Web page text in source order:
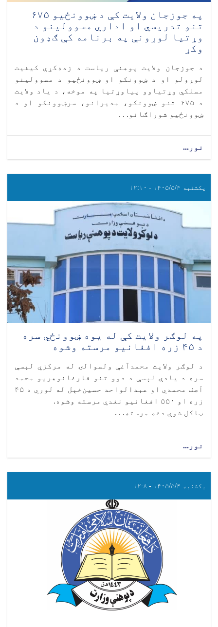
په جوزجان ولایت کې د ښوونځیو ۶۷۵
تنو تدریسي او اداري مسوولینو د
وړتیا لوړونې په برنامه کې ګډون
وکړ
د جوزجان ولایت پوهنې ریاست د زده‌کړې کیفیت
لوړولو او د ښوونکو او ښوونځیو د مسوولینو
مسلکي وړتیاوو پیاوړتیا په موخه، د یاد ولایت
د ۶۷۵ تنو ښوونکو، مدیرانو، سرښوونکو او د
ښوونځیو شوراګانو. . .
نور...
یکشنبه ۱۴۰۵/۵/۴ - ۱۲:۱۰
په لوګر ولایت کې له یوه ښوونځي سره
د ۴۵ زره افغانیو مرسته وشوه
د لوګر ولایت محمدآغې ولسوالۍ له مرکزي لېسې
سره د یادې لېسې د دوو تنو فارغانوهریو محمد
آصف محمدي او عبدالواحد حسین‌خېل له لوري د ۴۵
زره او ۵۵۰ افغانیو نغدي مرسته وشوه.
ټاکل شوې دغه مرسته. . .
نور...
یکشنبه ۱۴۰۵/۵/۴ - ۱۲:۸